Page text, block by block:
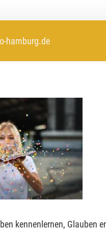
hamburg.de
kennenlernen, Glauben